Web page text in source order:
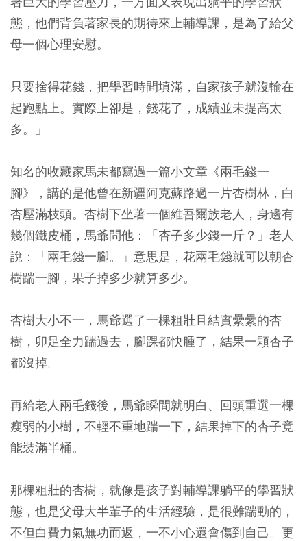
態，他們背負著家長的期待來上輔導課，是為了給父
母一個心理安慰。
只要捨得花錢，把學習時間填滿，自家孩子就沒輸在
起跑點上。實際上卻是，錢花了，成績並未提高太
多。」
知名的收藏家馬未都寫過一篇小文章《兩毛錢一
腳》，講的是他曾在新疆阿克蘇路過一片杏樹林，白
杏壓滿枝頭。杏樹下坐著一個維吾爾族老人，身邊有
幾個鐵皮桶，馬爺問他：「杏子多少錢一斤？」老人
說：「兩毛錢一腳。」意思是，花兩毛錢就可以朝杏
樹踹一腳，果子掉多少就算多少。
杏樹大小不一，馬爺選了一棵粗壯且結實纍纍的杏
樹，卯足全力踹過去，腳踝都快腫了，結果一顆杏子
都沒掉。
再給老人兩毛錢後，馬爺瞬間就明白、回頭重選一棵
瘦弱的小樹，不輕不重地踹一下，結果掉下的杏子竟
能裝滿半桶。
那棵粗壯的杏樹，就像是孩子對輔導課躺平的學習狀
態，也是父母大半輩子的生活經驗，是很難踹動的，
不但白費力氣無功而返，一不小心還會傷到自己。更